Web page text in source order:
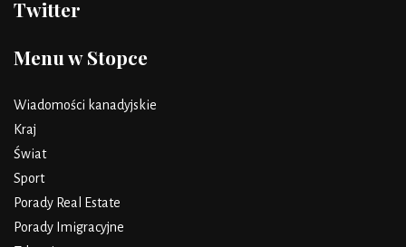
Twitter
Menu w Stopce
Wiadomości kanadyjskie
Kraj
Świat
Sport
Porady Real Estate
Porady Imigracyjne